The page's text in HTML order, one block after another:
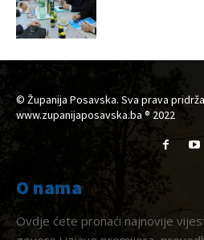
© Županija Posavska. Sva prava
www.zupanijaposavska.ba ® 2022
O nama
Ovdje ćete pronaći najnovije